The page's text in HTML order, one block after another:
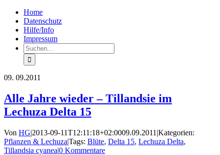
Zum
Inhalt
springen
FacebookHome
Datenschutz
Hilfe/Info
Impressum
Suche
nach:
09. 09.2011
Alle Jahre wieder – Tillandsie im
Lechuza Delta 15
Von HG|2013-09-11T12:11:18+02:0009.09.2011 |Kategorien:
Pflanzen & Lechuza|Tags: Blüte, Delta 15, Lechuza Delta,
Tillandsia cyanea|0 Kommentare